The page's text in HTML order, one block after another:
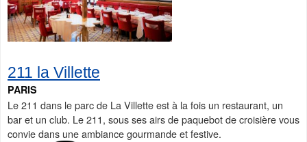
211 la Villette
PARIS
Le 211 dans le parc de La Villette est à la fois un restaurant, un
bar et un club. Le 211, sous ses airs de paquebot de croisière vous
convie dans une ambiance gourmande et festive.